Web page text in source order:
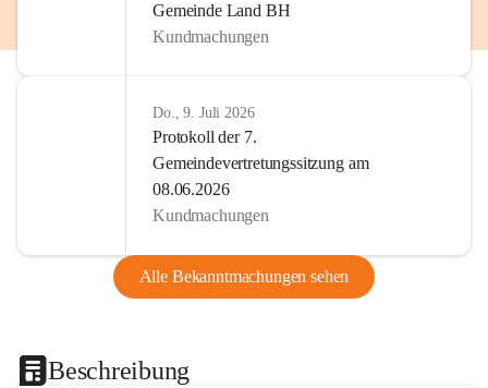
Gemeinde Land BH
Kundmachungen
Do., 9. Juli 2026
Protokoll der 7.
Gemeindevertretungssitzung am
08.06.2026
Kundmachungen
Alle Bekanntmachungen sehen
Beschreibung